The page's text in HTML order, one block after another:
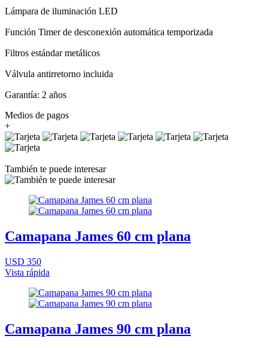
Lámpara de iluminación LED
Función Timer de desconexión automática temporizada
Filtros estándar metálicos
Válvula antirretorno incluida
Garantía: 2 años
Medios de pagos
+
También te puede interesar
Camapana James 60 cm plana
USD 350
Vista rápida
Camapana James 90 cm plana